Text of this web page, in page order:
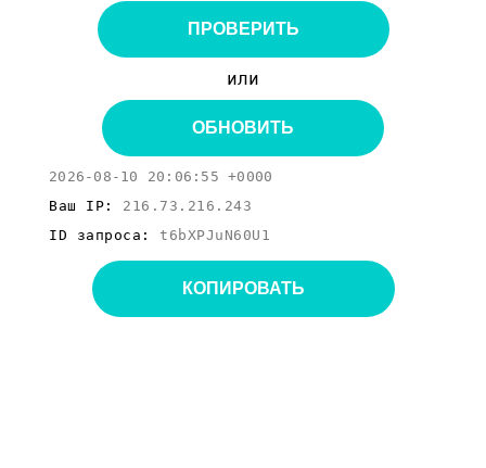
ПРОВЕРИТЬ
или
ОБНОВИТЬ
2026-08-10 20:06:55 +0000
Ваш IP: 216.73.216.243
ID запроса: t6bXPJuN60U1
КОПИРОВАТЬ